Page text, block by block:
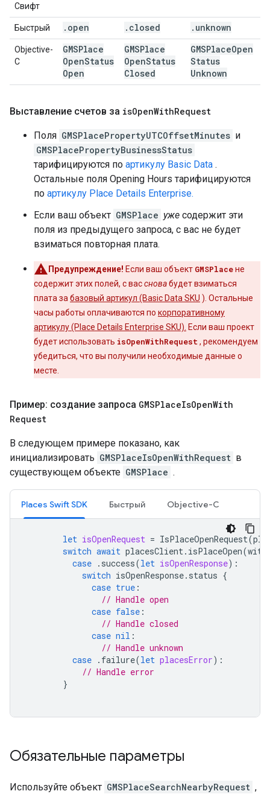
Свифт
Быстрый . open . closed . unknown
Objective-
C
GMSPlace
OpenStatus
Open
GMSPlace
OpenStatus
Closed
GMSPlaceOpen
Status
Unknown
Выставление счетов за isOpenWithRequest
Поля GMSPlacePropertyUTCOffsetMinutes и
GMSPlacePropertyBusinessStatus
тарифицируются по артикулу Basic Data .
Остальные поля Opening Hours тарифицируются
по артикулу Place Details Enterprise.
Если ваш объект GMSPlace уже содержит эти
поля из предыдущего запроса, с вас не будет
взиматься повторная плата.
Предупреждение! Если ваш объект GMSPlaceне
содержит этих полей, с вассновабудет взиматься
плата за базовый артикул (Basic Data SKU ). Остальные
часы работы оплачиваются по корпоративному
артикулу (Place Details Enterprise SKU). Если ваш проект
будет использовать isOpenWithRequest , рекомендуем
убедиться, что вы получили необходимые данные о
месте.
Пример: создание запроса GMSPlaceIsOpenWith
Request
В следующем примере показано, как
инициализировать GMSPlaceIsOpenWithRequest в
существующем объекте GMSPlace .
Places Swift SDK Быстрый Objective-C
let isOpenRequest = IsPlaceOpenRequest(
switch await placesClient. isPlaceOpen(with
case . success(let isOpenResponse):
switch isOpenResponse. status {
case true :
// Handle open
case false :
// Handle closed
case nil :
// Handle unknown
case . failure(let placesError):
// Handle error
}
Обязательные параметры
Используйте объект GMSPlaceSearchNearbyRequest ,